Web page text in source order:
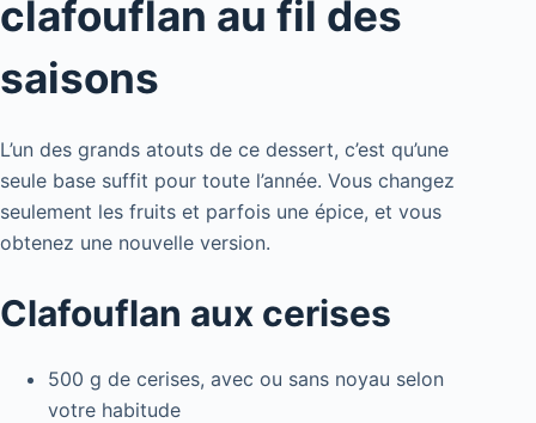
clafouflan au fil des
saisons
L’un des grands atouts de ce dessert, c’est qu’une
seule base suffit pour toute l’année. Vous changez
seulement les fruits et parfois une épice, et vous
obtenez une nouvelle version.
Clafouflan aux cerises
500 g de cerises, avec ou sans noyau selon
votre habitude